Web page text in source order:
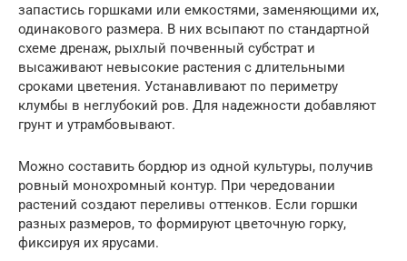
запастись горшками или емкостями, заменяющими их,
одинакового размера. В них всыпают по стандартной
схеме дренаж, рыхлый почвенный субстрат и
высаживают невысокие растения с длительными
сроками цветения. Устанавливают по периметру
клумбы в неглубокий ров. Для надежности добавляют
грунт и утрамбовывают.
Можно составить бордюр из одной культуры, получив
ровный монохромный контур. При чередовании
растений создают переливы оттенков. Если горшки
разных размеров, то формируют цветочную горку,
фиксируя их ярусами.